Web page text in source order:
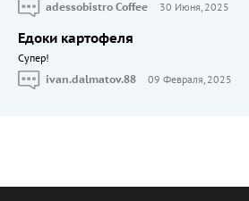
adessobistro Coffee
30 Июня, 2025
Едоки картофеля
Cупер!
ivan.dalmatov.88
09 Февраля, 2025